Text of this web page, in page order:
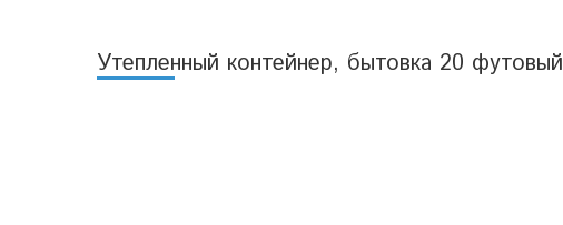
Утепленный контейнер, бытовка 20 футовый